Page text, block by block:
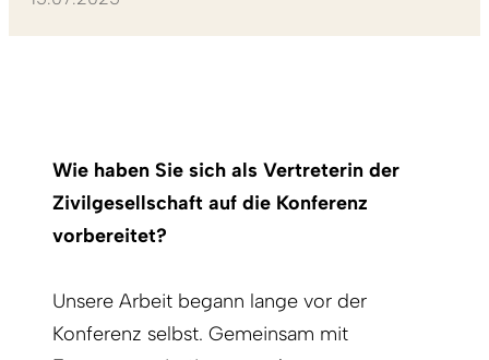
Wie haben Sie sich als Vertreterin der
Zivilgesellschaft auf die Konferenz
vorbereitet?
Unsere Arbeit begann lange vor der
Konferenz selbst. Gemeinsam mit